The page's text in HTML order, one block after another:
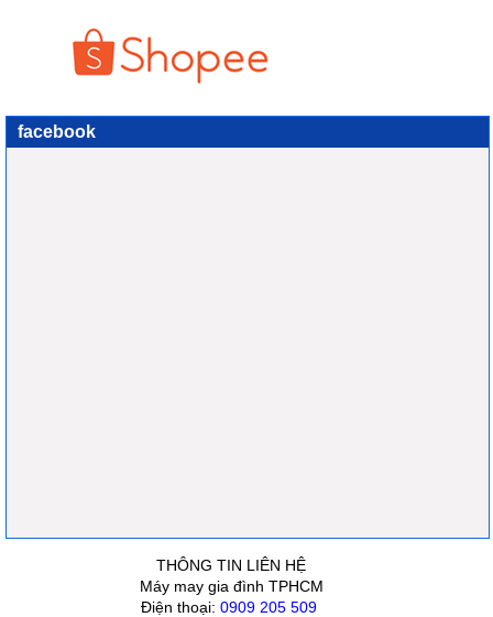
facebook
THÔNG TIN LIÊN HỆ
Máy may gia đình TPHCM
Điện thoại: 0909 205 509